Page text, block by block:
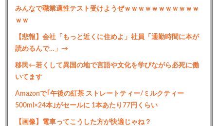
みんなで職業適性テスト受けようぜｗｗｗｗｗｗｗｗｗｗｗ
ｗｗ
【悲報】会社「もっと近くに住めよ」社員「通勤時間に本が
読めるんで…」→
移民←若くして異国の地で言語や文化を学びながら必死に働
いてます
Amazonで｢午後の紅茶 ストレートティー/ミルクティー
500ml×24本｣がセールに 1本あたり77円くらい
【画像】電車ってこうした方が快適じゃね？